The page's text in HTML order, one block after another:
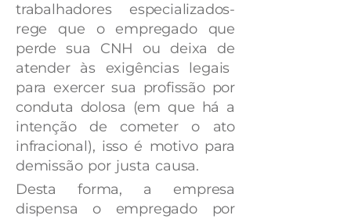
trabalhadores especializados-
rege que o empregado que
perde sua CNH ou deixa de
atender às exigências legais
para exercer sua profissão por
conduta dolosa (em que há a
intenção de cometer o ato
infracional), isso é motivo para
demissão por justa causa.
Desta forma, a empresa
dispensa o empregado por